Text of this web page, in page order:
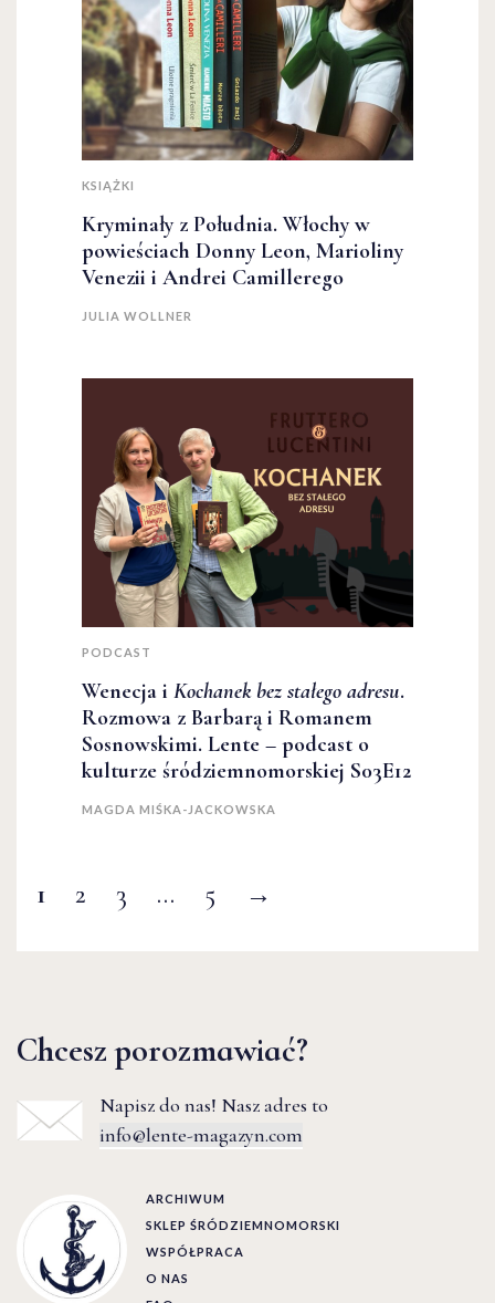
KSIĄŻKI
Kryminały z Południa. Włochy w
powieściach Donny Leon, Marioliny
Venezii i Andrei Camillerego
JULIA WOLLNER
PODCAST
Wenecja i Kochanek bez stałego adresu.
Rozmowa z Barbarą i Romanem
Sosnowskimi. Lente – podcast o
kulturze śródziemnomorskiej S03E12
MAGDA MIŚKA-JACKOWSKA
1 2 3 … 5 →
Chcesz porozmawiać?
Napisz do nas! Nasz adres to
info@lente-magazyn.com
ARCHIWUM
SKLEP ŚRÓDZIEMNOMORSKI
WSPÓŁPRACA
O NAS